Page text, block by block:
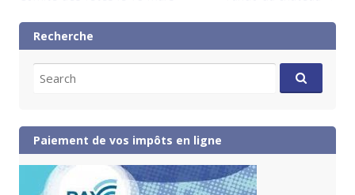
Recherche
for:
Paiement de vos impôts en ligne